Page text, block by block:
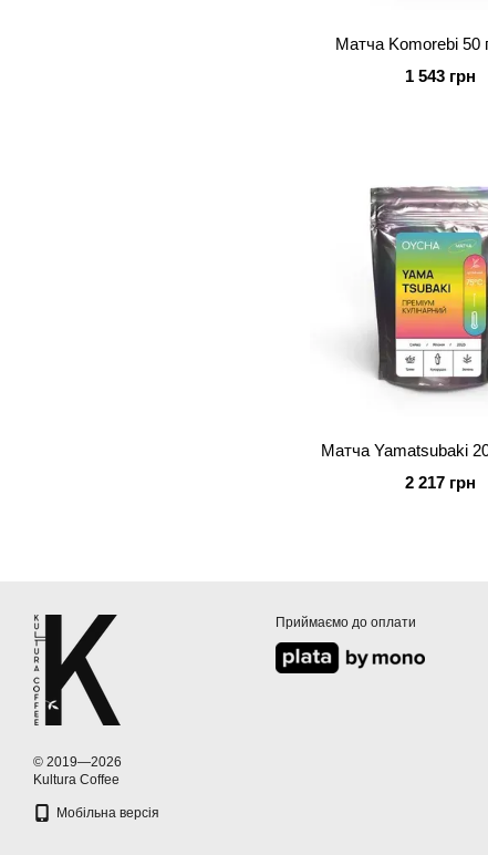
Матча Komorebi 50
1 543 грн
Матча Yamatsubaki
2 217 грн
© 2019—2026
Kultura Coffee
Мобільна версія
Приймаємо до оплати